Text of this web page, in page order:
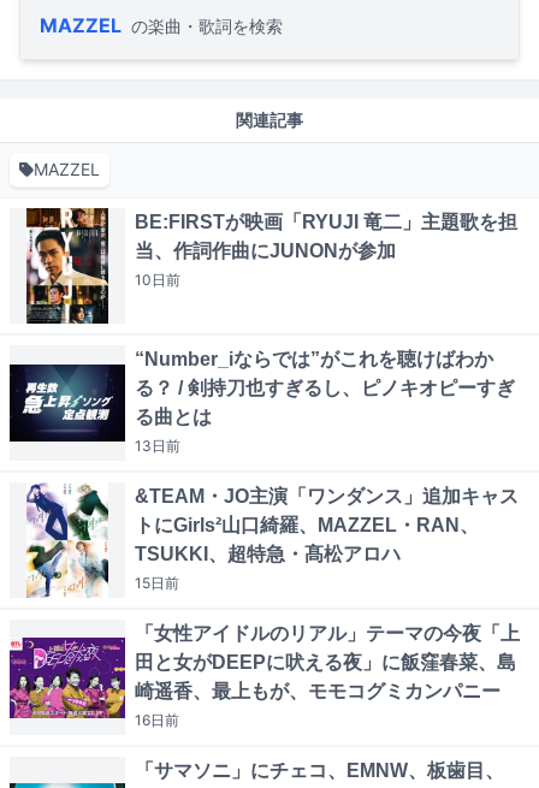
MAZZEL の楽曲・歌詞を検索
関連記事
MAZZEL
BE:FIRSTが映画「RYUJI 竜二」主題歌を担
当、作詞作曲にJUNONが参加
10日前
“Number_iならでは”がこれを聴けばわか
る？ / 剣持刀也すぎるし、ピノキオピーすぎ
る曲とは
13日前
&TEAM・JO主演「ワンダンス」追加キャス
トにGirls²山口綺羅、MAZZEL・RAN、
TSUKKI、超特急・髙松アロハ
15日前
「女性アイドルのリアル」テーマの今夜「上
田と女がDEEPに吠える夜」に飯窪春菜、島
崎遥香、最上もが、モモコグミカンパニー
16日前
「サマソニ」にチェコ、EMNW、板歯目、